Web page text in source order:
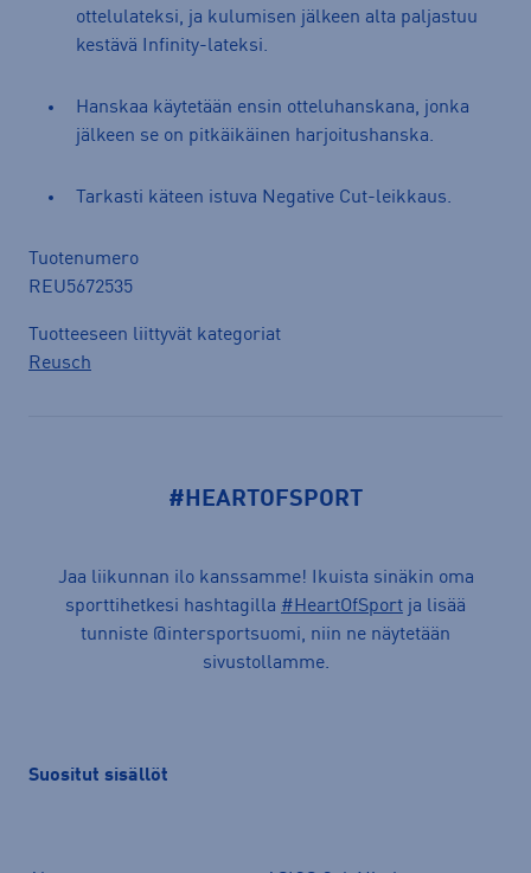
ottelulateksi, ja kulumisen jälkeen alta paljastuu
kestävä Infinity-lateksi.
Hanskaa käytetään ensin otteluhanskana, jonka
jälkeen se on pitkäikäinen harjoitushanska.
Tarkasti käteen istuva Negative Cut-leikkaus.
Tuotenumero
REU5672535
Tuotteeseen liittyvät kategoriat
Reusch
#HEARTOFSPORT
Jaa liikunnan ilo kanssamme! Ikuista sinäkin oma
sporttihetkesi hashtagilla #HeartOfSport ja lisää
tunniste @intersportsuomi, niin ne näytetään
sivustollamme.
Suositut sisällöt